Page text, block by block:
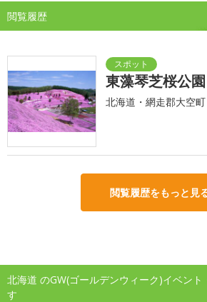
閲覧履歴
東藻琴芝桜公園
北海道・網走郡大空町
閲覧履歴をもっと見
北海道 のGW(ゴールデンウィーク)イベン
す